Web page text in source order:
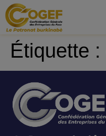
principal
Étiquette :